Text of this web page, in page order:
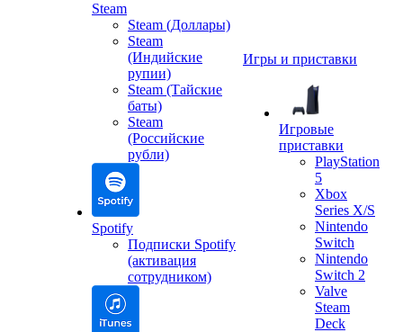
Steam
Steam (Доллары)
Steam
(Индийские
рупии)
Steam (Тайские
баты)
Steam
(Российские
рубли)
Spotify
Подписки Spotify
(активация
сотрудником)
Игры и приставки
Игровые
приставки
PlayStation
5
Xbox
Series X/S
Nintendo
Switch
Nintendo
Switch 2
Valve
Steam
Deck